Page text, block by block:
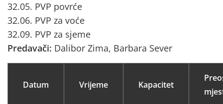
32.05. PVP povrće
32.06. PVP za voće
32.09. PVP za sjeme
Predavači: Dalibor Zima, Barbara Sever
Datum Vrijeme Kapacitet